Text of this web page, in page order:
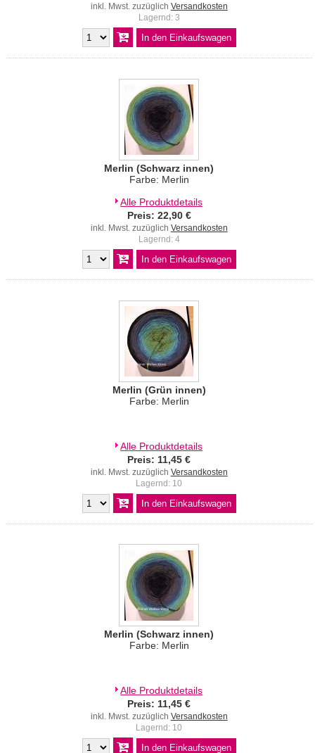
inkl. Mwst. zuzüglich Versandkosten
Lagernd: 3
Merlin (Schwarz innen)
Farbe: Merlin
Alle Produktdetails
Preis: 22,90 €
inkl. Mwst. zuzüglich Versandkosten
Lagernd: 4
Merlin (Grün innen)
Farbe: Merlin
Alle Produktdetails
Preis: 11,45 €
inkl. Mwst. zuzüglich Versandkosten
Lagernd: 10
Merlin (Schwarz innen)
Farbe: Merlin
Alle Produktdetails
Preis: 11,45 €
inkl. Mwst. zuzüglich Versandkosten
Lagernd: 10